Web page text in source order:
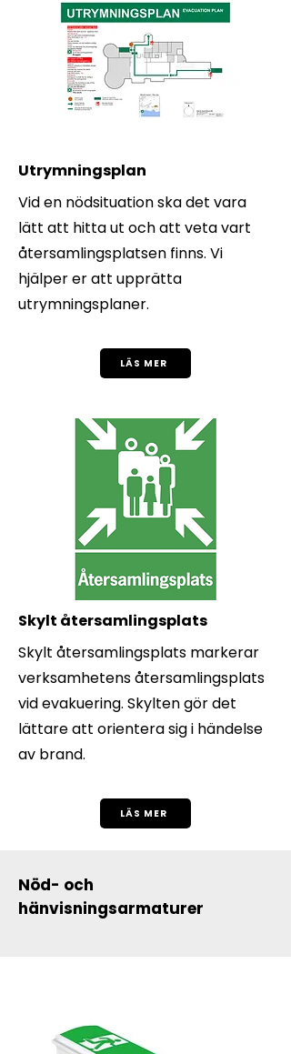
Utrymningsplan
Vid en nödsituation ska det vara
lätt att hitta ut och att veta vart
återsamlingsplatsen finns. Vi
hjälper er att upprätta
utrymningsplaner.
LÄS MER
Skylt återsamlingsplats
Skylt återsamlingsplats markerar
verksamhetens återsamlingsplats
vid evakuering. Skylten gör det
lättare att orientera sig i händelse
av brand.
LÄS MER
Nöd- och
hänvisningsarmaturer